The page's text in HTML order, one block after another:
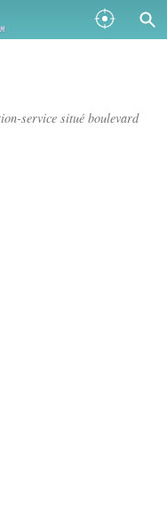
service situé boulevard